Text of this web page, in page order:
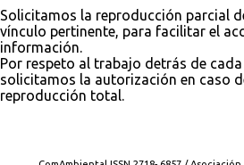
Solicitamos la reproducción parcial
vínculo pertinente, para facilitar el
información.
Por respeto al trabajo detrás de
solicitamos la autorización en caso
reproducción total.